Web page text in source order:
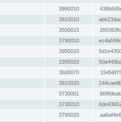
3990010
3910010
3500015
3790010
3950020
3390020
3500070
3910020
3730001
3730010
3790020